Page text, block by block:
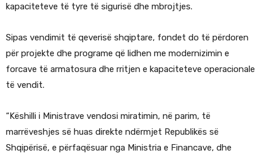
kapaciteteve të tyre të sigurisë dhe mbrojtjes.
Sipas vendimit të qeverisë shqiptare, fondet do të përdoren
për projekte dhe programe që lidhen me modernizimin e
forcave të armatosura dhe rritjen e kapaciteteve operacionale
të vendit.
“Këshilli i Ministrave vendosi miratimin, në parim, të
marrëveshjes së huas direkte ndërmjet Republikës së
Shqipërisë, e përfaqësuar nga Ministria e Financave, dhe